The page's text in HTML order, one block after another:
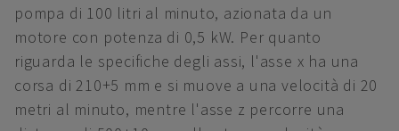
pompa di 100 litri al minuto, azionata da un
motore con potenza di 0,5 kW. Per quanto
riguarda le specifiche degli assi, l'asse x ha una
corsa di 210+5 mm e si muove a una velocità di 20
metri al minuto, mentre l'asse z percorre una